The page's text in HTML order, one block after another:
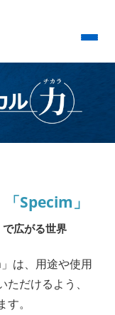
Specim」
広がる世界
は、用途や使用
だけるよう、
。